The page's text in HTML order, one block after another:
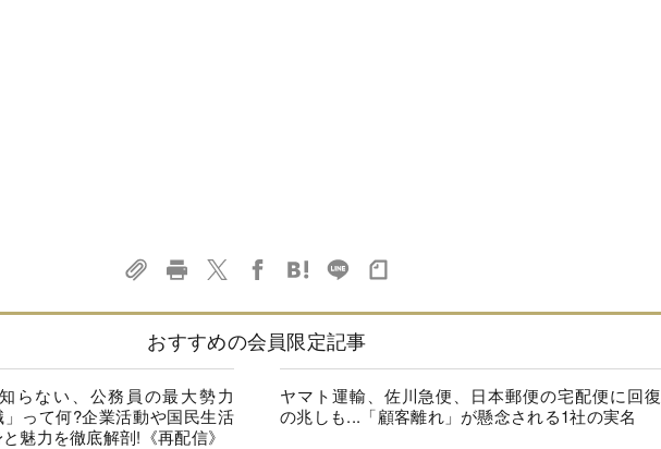
おすすめの会員限定記事
らない、公務員の最大勢力
」って何?企業活動や国民生活
魅力を徹底解剖!《再配信》
ヤマト運輸、佐川急便、日本郵便の宅配便に回復
の兆しも...「顧客離れ」が懸念される1社の実名